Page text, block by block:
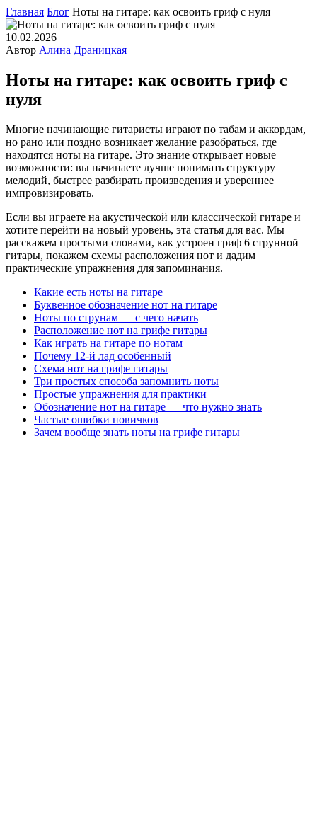
Главная Блог Ноты на гитаре: как освоить гриф с нуля
10.02.2026
Автор Алина Драницкая
Ноты на гитаре: как освоить гриф с
нуля
Многие начинающие гитаристы играют по табам и аккордам,
но рано или поздно возникает желание разобраться, где
находятся ноты на гитаре. Это знание открывает новые
возможности: вы начинаете лучше понимать структуру
мелодий, быстрее разбирать произведения и увереннее
импровизировать.
Если вы играете на акустической или классической гитаре и
хотите перейти на новый уровень, эта статья для вас. Мы
расскажем простыми словами, как устроен гриф 6 струнной
гитары, покажем схемы расположения нот и дадим
практические упражнения для запоминания.
Какие есть ноты на гитаре
Буквенное обозначение нот на гитаре
Ноты по струнам — с чего начать
Расположение нот на грифе гитары
Как играть на гитаре по нотам
Почему 12-й лад особенный
Схема нот на грифе гитары
Три простых способа запомнить ноты
Простые упражнения для практики
Обозначение нот на гитаре — что нужно знать
Частые ошибки новичков
Зачем вообще знать ноты на грифе гитары